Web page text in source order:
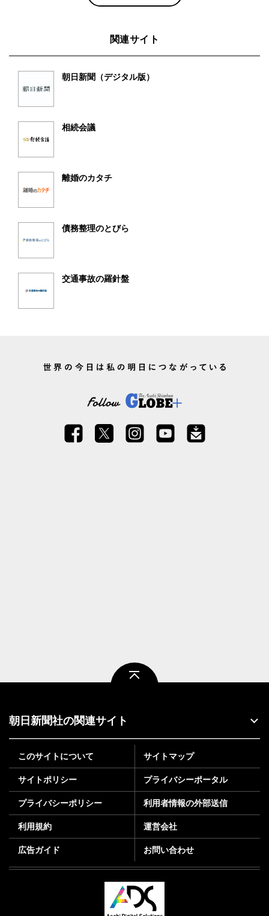
関連サイト
朝日新聞（デジタル版）
相続会議
離婚のカタチ
債務整理のとびら
交通事故の羅針盤
朝日新聞社の関連サイト
このサイトについて サイトマップ
サイトポリシー プライバシーポータル
プライバシーポリシー 利用者情報の外部送信
利用規約 運営会社
広告ガイド お問い合わせ